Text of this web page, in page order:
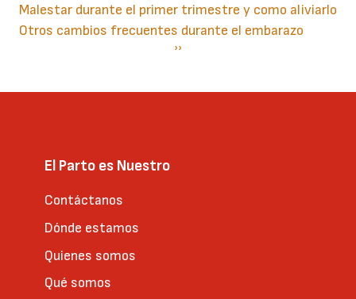
Malestar durante el primer trimestre y como aliviarlo
Otros cambios frecuentes durante el embarazo
Siguiente
››
El Parto es Nuestro
Contáctanos
Dónde estamos
Quienes somos
Qué somos